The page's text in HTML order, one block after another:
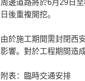
周邊道路將於6月29日
日後重複開挖。
由於施工期間需封閉西
影響。對於工程期間造
附表：臨時交通安排